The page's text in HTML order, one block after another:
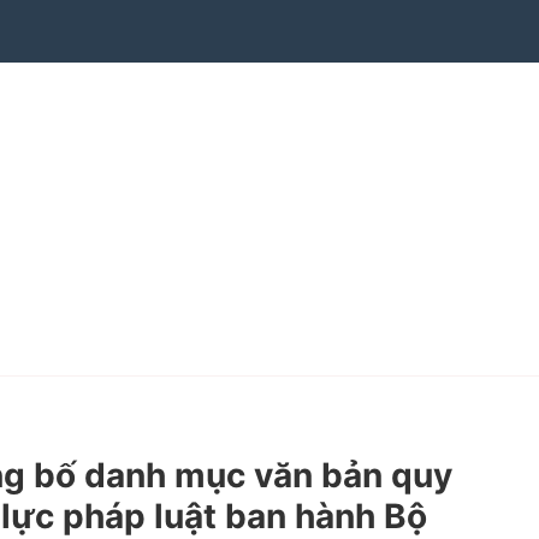
bố danh mục văn bản quy
pháp luật ban hành Bộ